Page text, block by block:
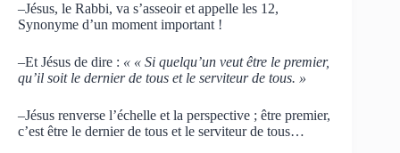
–Jésus, le Rabbi, va s’asseoir et appelle les 12,
Synonyme d’un moment important !
–Et Jésus de dire : « « Si quelqu’un veut être le premier,
qu’il soit le dernier de tous et le serviteur de tous. »
–Jésus renverse l’échelle et la perspective ; être premier,
c’est être le dernier de tous et le serviteur de tous…